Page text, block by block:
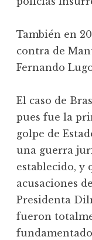
También en
contra de
Fernando
El caso de
pues fue la
golpe de
una guerra
establecido, y
acusaciones
Presidenta
fueron